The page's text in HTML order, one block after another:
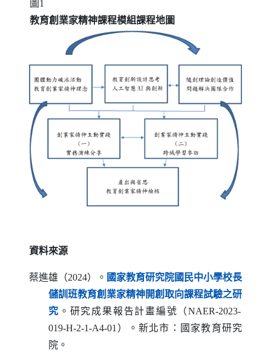
圖1
教育創業家精神課程模組課程地圖
資料來源
蔡進雄（2024）。 國家教育研究院國民中小學校長
儲訓班教育創業家精神開創取向課程試驗之研
究
（另開新視窗）
。研究成果報告計畫編號（NAER-2023-
019-H-2-1-A4-01 ）。新北市：國家教育研究
院。